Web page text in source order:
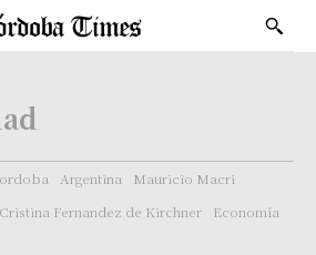
Argentina
Mauricio Macri
Cristina Fernandez de Kirchner
Economía